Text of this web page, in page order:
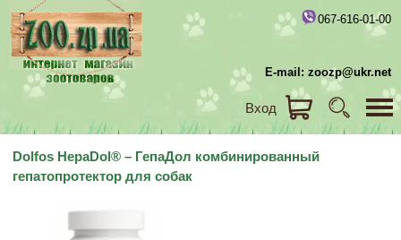
067-616-01-00
E-mail: zoozp@ukr.net
Вход
Dolfos HepaDol® – ГепаДол комбинированный
гепатопротектор для собак